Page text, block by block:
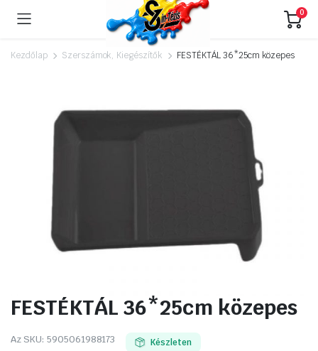
0
Kezdőlap Szerszámok, Kiegészítők FESTÉKTÁL 36*25cm közepes
FESTÉKTÁL 36*25cm közepes
Az SKU: 5905061988173 Készleten